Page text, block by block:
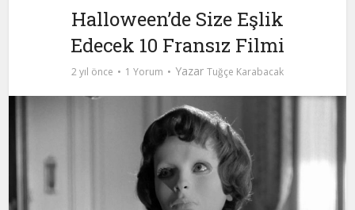
Halloween’de Size Eşlik
Edecek 10 Fransız Filmi
2 yıl önce 1 Yorum Yazar Tuğçe Karabacak